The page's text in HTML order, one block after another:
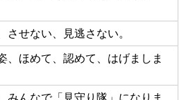
させない、見逃さない。
、ほめて、認めて、はげましま